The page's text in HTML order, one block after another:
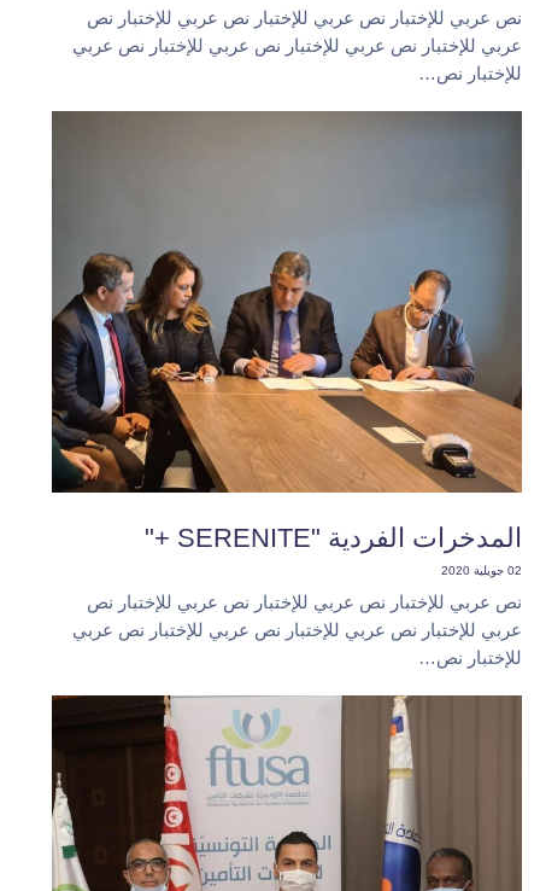
نص عربي للإختبار نص عربي للإختبار نص عربي للإختبار نص
عربي للإختبار نص عربي للإختبار نص عربي للإختبار نص عربي
للإختبار نص…
المدخرات الفردية "SERENITE +"
02 جويلية 2020
نص عربي للإختبار نص عربي للإختبار نص عربي للإختبار نص
عربي للإختبار نص عربي للإختبار نص عربي للإختبار نص عربي
للإختبار نص…